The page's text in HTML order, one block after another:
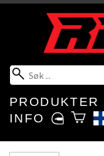
PRODUKTER
INFO